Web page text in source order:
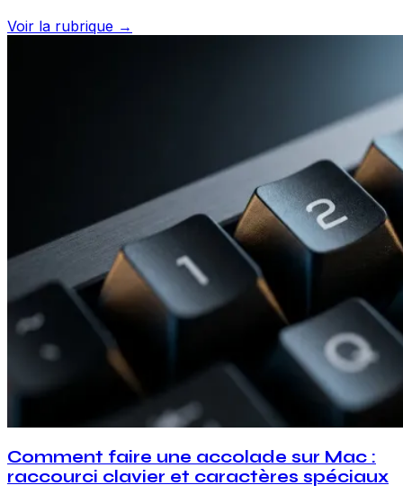
Voir la rubrique →
Comment faire une accolade sur Mac :
raccourci clavier et caractères spéciaux